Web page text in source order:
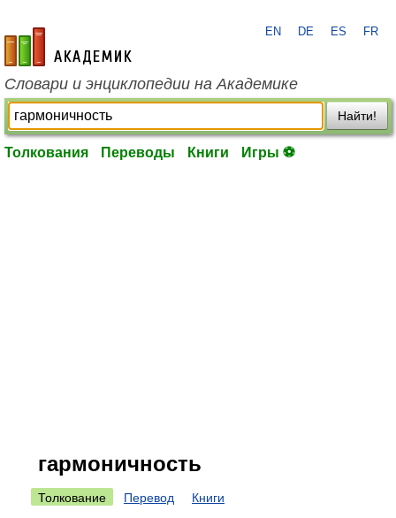
academic.ru
EN DE ES FR
Словари и энциклопедии на Академике
Найти!
Толкования Переводы Книги Игры ⚽
гармоничность
Толкование Перевод Книги